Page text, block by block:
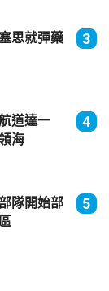
思就彈藥
3
道達一
海
4
隊開始部
5